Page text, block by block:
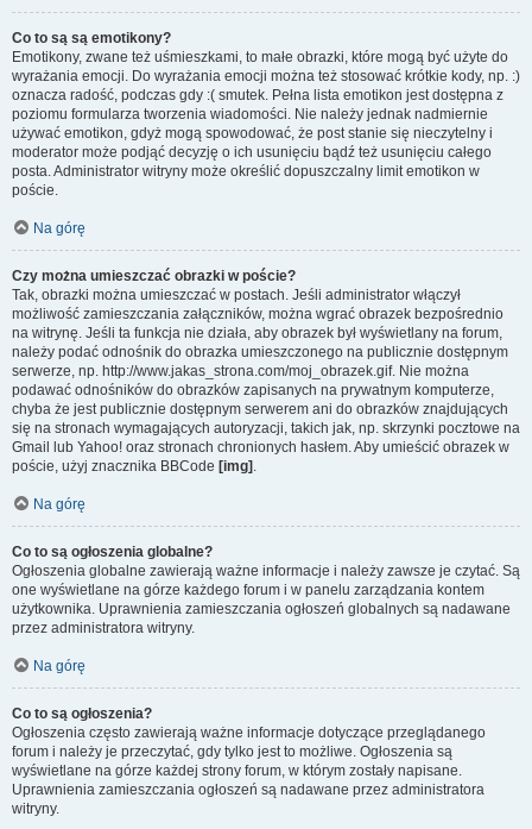
Co to są są emotikony?
Emotikony, zwane też uśmieszkami, to małe obrazki, które mogą być użyte do
wyrażania emocji. Do wyrażania emocji można też stosować krótkie kody, np. :)
oznacza radość, podczas gdy :( smutek. Pełna lista emotikon jest dostępna z
poziomu formularza tworzenia wiadomości. Nie należy jednak nadmiernie
używać emotikon, gdyż mogą spowodować, że post stanie się nieczytelny i
moderator może podjąć decyzję o ich usunięciu bądź też usunięciu całego
posta. Administrator witryny może określić dopuszczalny limit emotikon w
poście.
Na górę
Czy można umieszczać obrazki w poście?
Tak, obrazki można umieszczać w postach. Jeśli administrator włączył
możliwość zamieszczania załączników, można wgrać obrazek bezpośrednio
na witrynę. Jeśli ta funkcja nie działa, aby obrazek był wyświetlany na forum,
należy podać odnośnik do obrazka umieszczonego na publicznie dostępnym
serwerze, np. http://www.jakas_strona.com/moj_obrazek.gif. Nie można
podawać odnośników do obrazków zapisanych na prywatnym komputerze,
chyba że jest publicznie dostępnym serwerem ani do obrazków znajdujących
się na stronach wymagających autoryzacji, takich jak, np. skrzynki pocztowe na
Gmail lub Yahoo! oraz stronach chronionych hasłem. Aby umieścić obrazek w
poście, użyj znacznika BBCode [img] .
Na górę
Co to są ogłoszenia globalne?
Ogłoszenia globalne zawierają ważne informacje i należy zawsze je czytać. Są
one wyświetlane na górze każdego forum i w panelu zarządzania kontem
użytkownika. Uprawnienia zamieszczania ogłoszeń globalnych są nadawane
przez administratora witryny.
Na górę
Co to są ogłoszenia?
Ogłoszenia często zawierają ważne informacje dotyczące przeglądanego
forum i należy je przeczytać, gdy tylko jest to możliwe. Ogłoszenia są
wyświetlane na górze każdej strony forum, w którym zostały napisane.
Uprawnienia zamieszczania ogłoszeń są nadawane przez administratora
witryny.